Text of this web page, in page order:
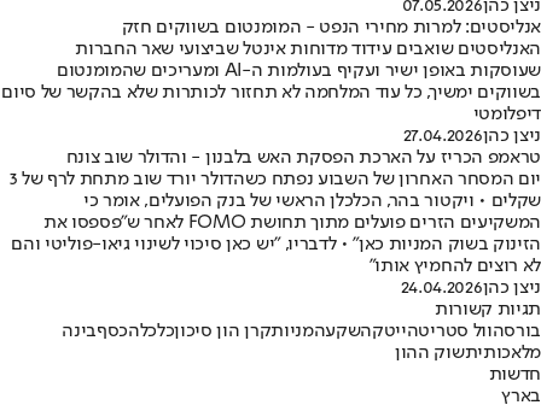
ניצן כהן07.05.2026
אנליסטים: למרות מחירי הנפט - המומנטום בשווקים חזק
האנליסטים שואבים עידוד מדוחות אינטל שביצועי שאר החברות
שעוסקות באופן ישיר ועקיף בעולמות ה-AI ומעריכים שהמומנטום
בשווקים ימשיך, כל עוד המלחמה לא תחזור לכותרות שלא בהקשר של סיום
דיפלומטי
ניצן כהן27.04.2026
טראמפ הכריז על הארכת הפסקת האש בלבנון - והדולר שוב צונח
יום המסחר האחרון של השבוע נפתח כשהדולר יורד שוב מתחת לרף של 3
שקלים • ויקטור בהר, הכלכלן הראשי של בנק הפועלים, אומר כי
המשקיעים הזרים פועלים מתוך תחושת FOMO לאחר ש"פספסו את
הזינוק בשוק המניות כאן" • לדבריו, "יש כאן סיכוי לשינוי גיאו-פוליטי והם
לא רוצים להחמיץ אותו"
ניצן כהן24.04.2026
תגיות קשורות
בורסהוול סטריטהייטקהשקעהמניותקרן הון סיכוןכלכלהכסףבינה
מלאכותיתשוק ההון
חדשות
בארץ